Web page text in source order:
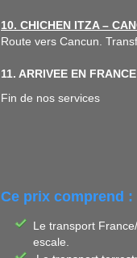
10. CHICHEN ITZA –
Route vers Cancun.
11. ARRIVEE EN FRANCE
Fin de nos services
Ce prix comprend :
Le transport
escale.